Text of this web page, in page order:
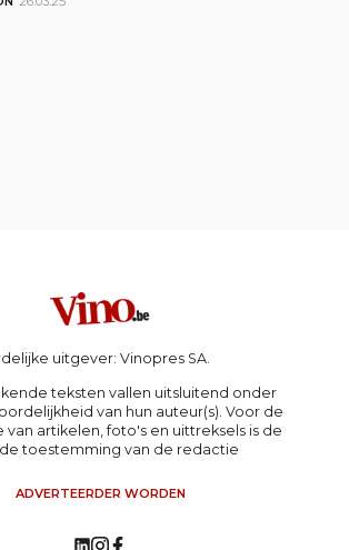
uitgever: Vinopres SA.
teksten vallen uitsluitend onder
van hun auteur(s). Voor de
artikelen, foto's en uittreksels is de
toestemming van de redactie
ADVERTEERDER WORDEN